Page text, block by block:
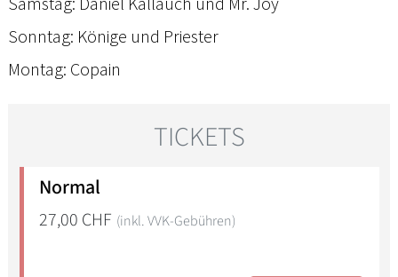
Sonntag: Könige und Priester
Montag: Copain